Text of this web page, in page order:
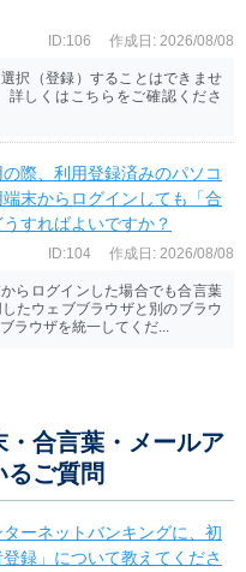
ID:106 作成日: 2026/08/08
択（登録）することはできませ
しくはこちらをご確認くださ
際、利用登録済みのパソコ
末からログインしても「合
すればよいですか？
ID:104 作成日: 2026/08/08
らログインした場合でも合言葉
たウェブブラウザと別のブラウ
ラウザを統一してくだ...
合言葉・メールア
るご質問
ーネットバンキングに、初
録」について教えてくださ